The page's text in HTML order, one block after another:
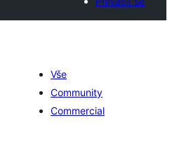
Vše
Community
Commercial